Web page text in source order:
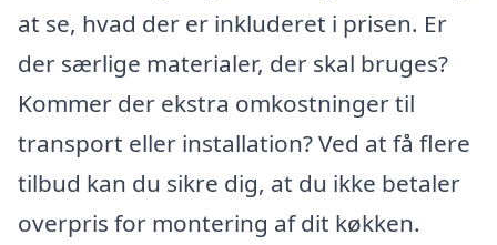
at se, hvad der er inkluderet i prisen. Er
der særlige materialer, der skal bruges?
Kommer der ekstra omkostninger til
transport eller installation? Ved at få flere
tilbud kan du sikre dig, at du ikke betaler
overpris for montering af dit køkken.